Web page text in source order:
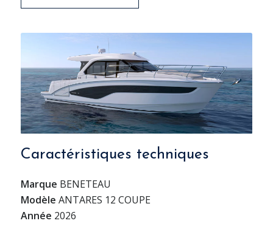
Caractéristiques techniques
Marque BENETEAU
Modèle ANTARES 12 COUPE
Année 2026